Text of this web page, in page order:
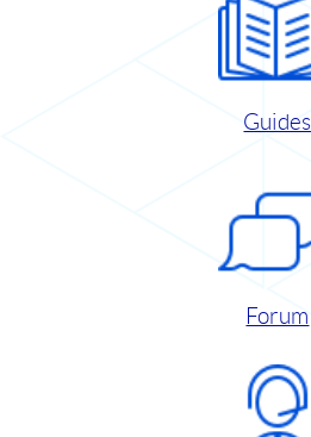
Guides
Forum